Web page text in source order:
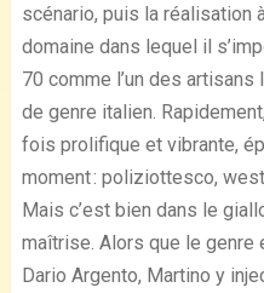
scénario, puis la réalisation
domaine dans lequel il
70 comme l’un des
de genre italien.
fois prolifique et vibrante,
moment : poliziottesco,
Mais c’est bien dans le
maîtrise. Alors que le genre
Dario Argento, Martino y